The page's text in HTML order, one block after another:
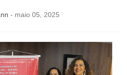
- maio 05, 2025